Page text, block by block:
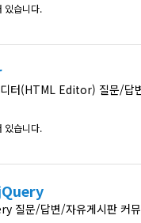
있습니다.
터(HTML Editor) 질문/답
있습니다.
질문/답변/자유게시판 커